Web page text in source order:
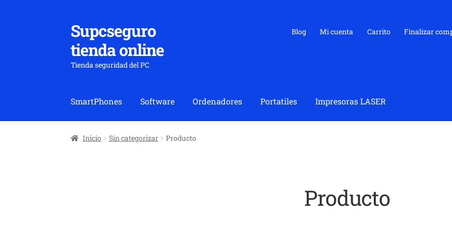
Ir
a
la
navegación
Ir
al
contenido
Supcseguro
tienda online
Tienda seguridad del PC
Blog Mi cuenta Carrito Finalizar
SmartPhones Software Ordenadores Portatiles Impresoras LASER
Inicio Sin categorizar Producto
Producto